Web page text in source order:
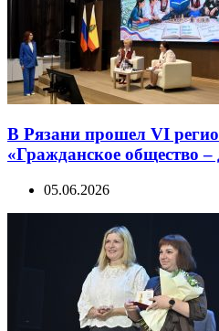
В Рязани прошел VI
«Гражданское общество –
05.06.2026